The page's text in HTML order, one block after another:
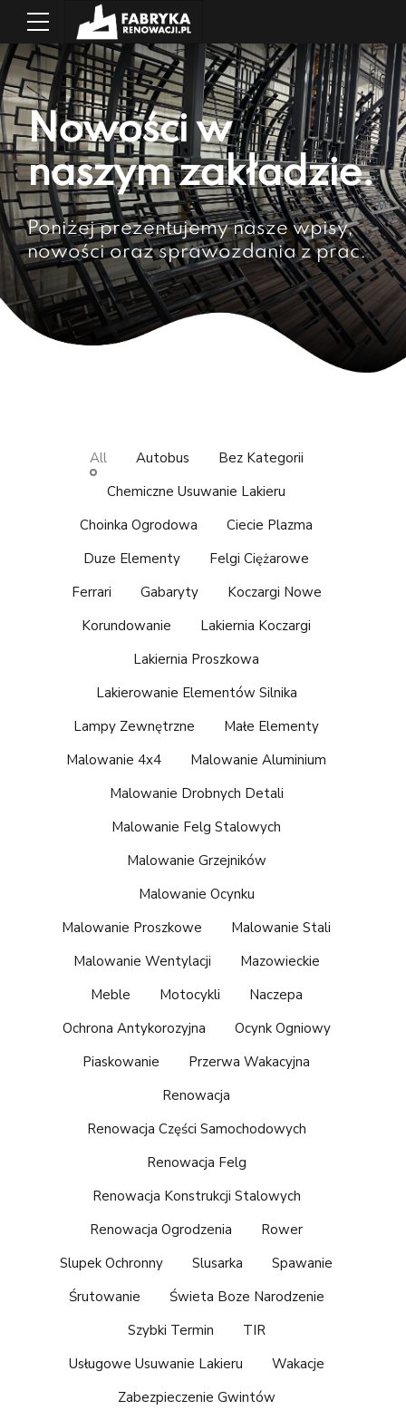
Nowości w
naszym zakładzie.
Poniżej prezentujemy nasze wpisy,
nowości oraz sprawozdania z prac.
All Autobus
Bez Kategorii
Chemiczne Usuwanie Lakieru
Choinka Ogrodowa
Ciecie Plazma
Duze Elementy
Felgi Ciężarowe
Ferrari
Gabaryty
Koczargi Nowe
Korundowanie
Lakiernia Koczargi
Lakiernia Proszkowa
Lakierowanie Elementów Silnika
Lampy Zewnętrzne
Małe Elementy
Malowanie 4x4
Malowanie Aluminium
Malowanie Drobnych Detali
Malowanie Felg Stalowych
Malowanie Grzejników
Malowanie Ocynku
Malowanie Proszkowe
Malowanie Stali
Malowanie Wentylacji
Mazowieckie
Meble
Motocykli
Naczepa
Ochrona Antykorozyjna
Ocynk Ogniowy
Piaskowanie
Przerwa Wakacyjna
Renowacja
Renowacja Części Samochodowych
Renowacja Felg
Renowacja Konstrukcji Stalowych
Renowacja Ogrodzenia
Rower
Slupek Ochronny
Slusarka
Spawanie
Śrutowanie
Świeta Boze Narodzenie
Szybki Termin
TIR
Usługowe Usuwanie Lakieru
Wakacje
Zabezpieczenie Gwintów